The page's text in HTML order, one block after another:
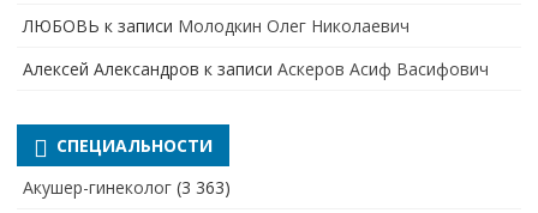
ЛЮБОВЬ к записи Молодкин Олег Николаевич
Алексей Александров к записи Аскеров Асиф Васифович
СПЕЦИАЛЬНОСТИ
Акушер-гинеколог (3 363)